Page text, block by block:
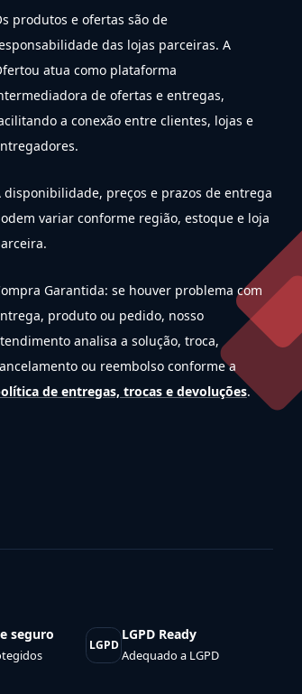
produtos e ofertas são de
das lojas parceiras. A
atua como plataforma
de ofertas e entregas,
a conexão entre clientes, lojas e
disponibilidade, preços e prazos de entrega
variar conforme região, estoque e loja
Garantida: se houver problema com
produto ou pedido, nosso
analisa a solução, troca,
ou reembolso conforme a
de entregas, trocas e devoluções.
seguro
LGPD
LGPD Ready
Adequado a LGPD